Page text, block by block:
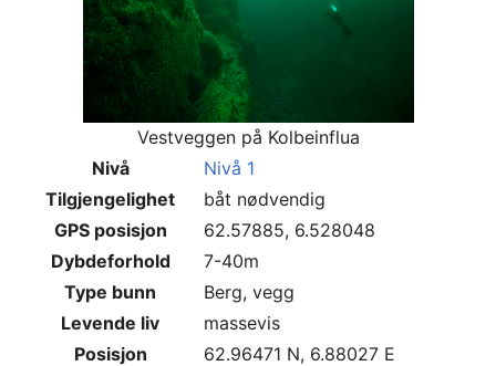
Vestveggen på Kolbeinflua
Nivå
Nivå 1
Tilgjengelighet
båt nødvendig
GPS posisjon
62.57885, 6.528048
Dybdeforhold
7-40m
Type bunn
Berg, vegg
Levende liv
massevis
Posisjon
62.96471 N, 6.88027 E